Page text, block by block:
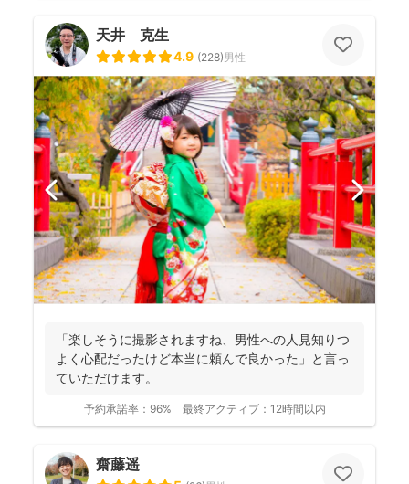
天井 克生
4.9 (228)男性
「楽しそうに撮影されますね、男性への人見知りつ
よく心配だったけど本当に頼んで良かった」と言っ
ていただけます。
予約承諾率： 96% 最終アクティブ： 12時間以内
齋藤遥